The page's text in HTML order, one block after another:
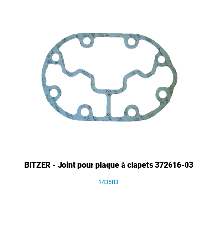
BITZER - Joint pour plaque à clapets 372616-03
143503